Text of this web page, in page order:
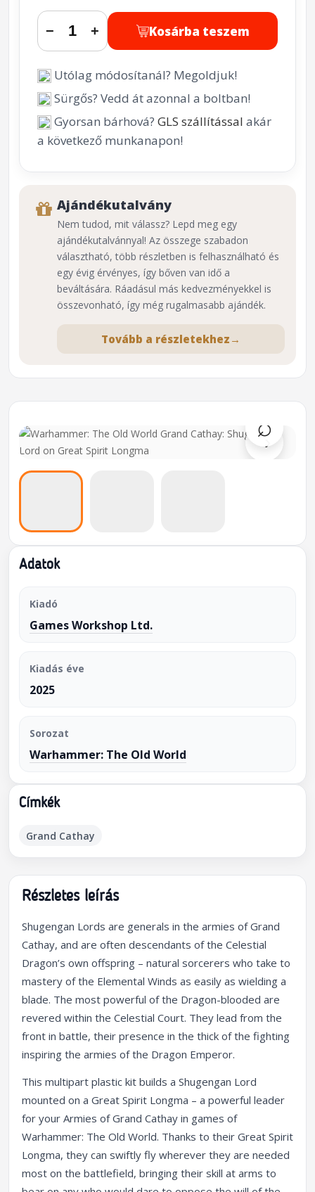
›
⌕
Adatok
Kiadó
Games Workshop Ltd.
Kiadás éve
2025
Sorozat
Warhammer: The Old World
Címkék
Grand Cathay
− + Kosárba teszem
Utólag módosítanál? Megoldjuk!
Sürgős? Vedd át azonnal a boltban!
Gyorsan bárhová? GLS szállítással akár
a következő munkanapon!
Ajándékutalvány
Nem tudod, mit válassz? Lepd meg egy
ajándékutalvánnyal! Az összege szabadon
választható, több részletben is felhasználható és
egy évig érvényes, így bőven van idő a
beváltására. Ráadásul más kedvezményekkel is
összevonható, így még rugalmasabb ajándék.
Tovább a részletekhez →
Részletes leírás
Shugengan Lords are generals in the armies of Grand
Cathay, and are often descendants of the Celestial
Dragon’s own offspring – natural sorcerers who take to
mastery of the Elemental Winds as easily as wielding a
blade. The most powerful of the Dragon-blooded are
revered within the Celestial Court. They lead from the
front in battle, their presence in the thick of the fighting
inspiring the armies of the Dragon Emperor.
This multipart plastic kit builds a Shugengan Lord
mounted on a Great Spirit Longma – a powerful leader
for your Armies of Grand Cathay in games of
Warhammer: The Old World. Thanks to their Great Spirit
Longma, they can swiftly fly wherever they are needed
most on the battlefield, bringing their skill at arms to